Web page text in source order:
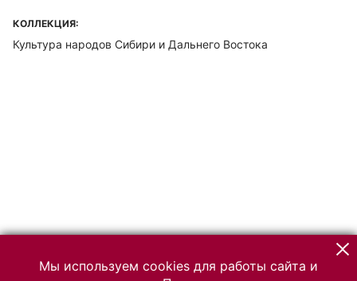
КОЛЛЕКЦИЯ:
Культура народов Сибири и Дальнего Востока
Мы используем cookies для работы сайта и